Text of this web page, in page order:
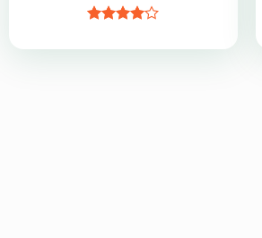
xếp hạng